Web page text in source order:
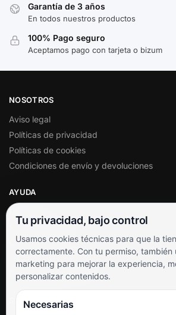
Garantía de 3 años
En todos nuestros productos
100% Pago seguro
Aceptamos pago con tarjeta o bizum
NOSOTROS
Aviso legal
Políticas de privacidad
Políticas de cookies
Condiciones de envío y devoluciones
AYUDA
Soporte al cliente
Contacto
Términos y condiciones
Preguntas frecuentes
SÍGUENOS
Tu privacidad, bajo control
Usamos cookies técnicas para que la
correctamente. Con tu permiso, también
marketing para mejorar la experiencia,
personalizar contenidos.
Necesarias